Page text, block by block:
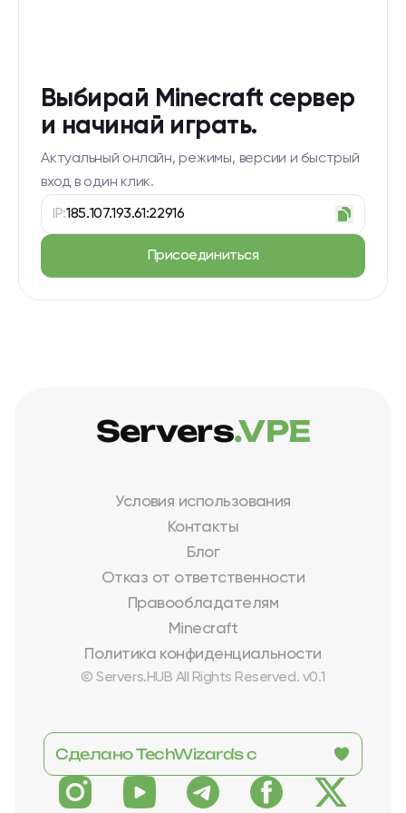
Выбирай Minecraft сервер
и начинай играть.
Актуальный онлайн, режимы, версии и быстрый
вход в один клик.
IP:185.107.193.61:22916
Присоединиться
Условия использования
Контакты
Блог
Отказ от ответственности
Правообладателям
Minecraft
Политика конфиденциальности
© Servers.HUB All Rights Reserved. v0.1
Servers.VPE
Сделано TechWizards с